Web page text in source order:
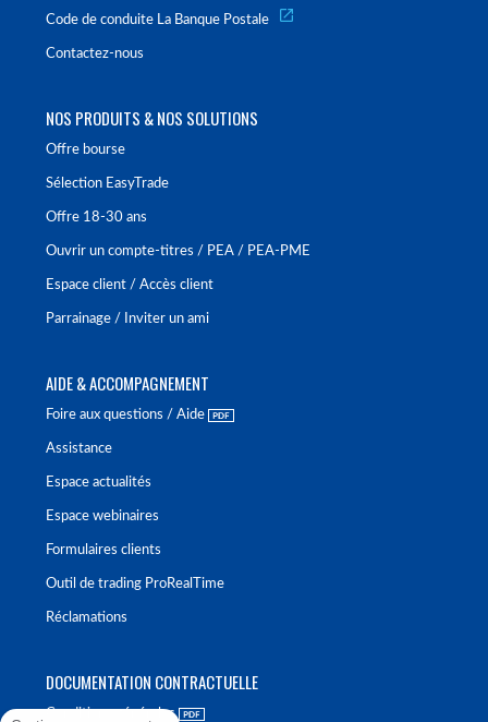
Code de conduite La Banque Postale
Contactez-nous
NOS PRODUITS & NOS SOLUTIONS
Offre bourse
Sélection EasyTrade
Offre 18-30 ans
Ouvrir un compte-titres / PEA / PEA-PME
Espace client / Accès client
Parrainage / Inviter un ami
AIDE & ACCOMPAGNEMENT
Foire aux questions / Aide
Assistance
Espace actualités
Espace webinaires
Formulaires clients
Outil de trading ProRealTime
Réclamations
DOCUMENTATION CONTRACTUELLE
Conditions générales